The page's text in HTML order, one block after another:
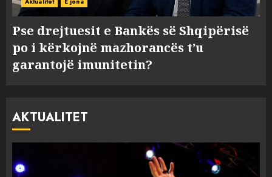
Pse drejtuesit e Bankës së Shqipërisë
po i kërkojnë mazhorancës t’u
garantojë imunitetin?
AKTUALITET